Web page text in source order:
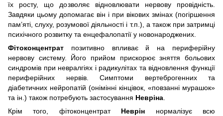
їх росту, що дозволяє відновлювати нервову провідність.
Завдяки цьому допомагає він і при вікових змінах (погіршення
пам’яті, слуху, розумової діяльності і т.п.), а також при затримці
психічного розвитку та енцефалопатії у новонароджених.
Фітоконцентрат позитивно впливає й на периферійну
нервову систему. Його прийом прискорює зняття больових
синдромів при невралгіях і радикулітах та відновлення функції
периферійних нервів. Симптоми вертеброгенних та
діабетичних нейропатій (онімінні кінцівок, «повзанні мурашок»
та ін.) також потребують застосування Невріна.
Крім того, фітоконцентрат Неврін нормалізує всю